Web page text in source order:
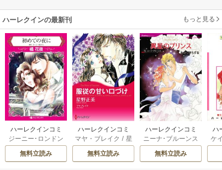
ハーレクインの最新刊 もっと見る
ハーレクインコミ
ックス セット 202
6年 vol.1064 1巻
ジーニー･ロンドン
/橘花夜/メアリ
ー･ライアンズ
無料立読み
ハーレクインコミ
ックス セット 202
6年 vol.1002 1巻
マヤ・ブレイク / 星
野正美/ヘレン･ブ
ルックス/のわきね
無料立読み
ハーレクインコミ
ックス セット 202
6年 vol.1063 1巻
ニーナ･ブルーンス
/おおつきちずる/
レベッカ･ヨーク
無料立読み
ハ
ッ
ケ
/